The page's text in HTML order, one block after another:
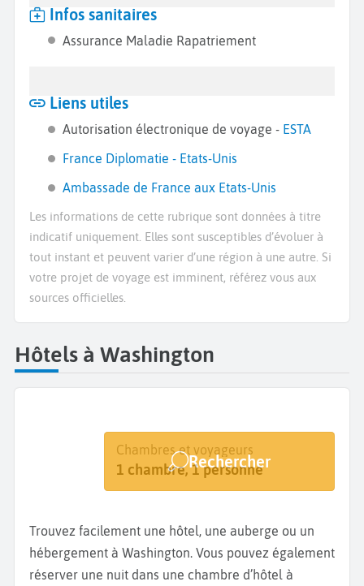
Infos sanitaires
Assurance Maladie Rapatriement
Liens utiles
Autorisation électronique de voyage - ESTA
France Diplomatie - Etats-Unis
Ambassade de France aux Etats-Unis
Les informations de cette rubrique sont données à titre
indicatif uniquement. Elles sont susceptibles d’évoluer à
tout instant et peuvent varier d’une région à une autre. Si
votre projet de voyage est imminent, référez vous aux
sources officielles.
Hôtels à Washington
Destination
Washington
Dates
Dates de votre séjour
Chambres et voyageurs
1 chambre, 1 personne
Rechercher
Trouvez facilement une hôtel, une auberge ou un
hébergement à Washington. Vous pouvez également
réserver une nuit dans une chambre d’hôtel à